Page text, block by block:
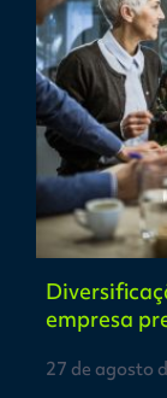
empresa
27 de agosto